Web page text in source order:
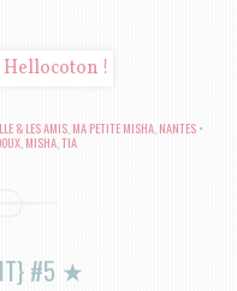
& LES AMIS, MA PETITE MISHA, NANTES
, MISHA,TIA
#5 ★